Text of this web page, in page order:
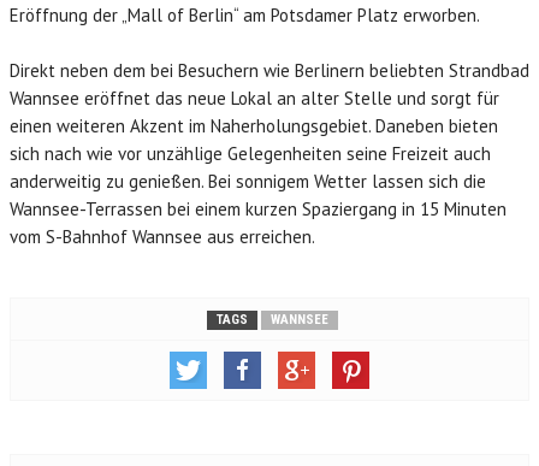
Eröffnung der „Mall of Berlin“ am Potsdamer Platz erworben.
Direkt neben dem bei Besuchern wie Berlinern beliebten Strandbad
Wannsee eröffnet das neue Lokal an alter Stelle und sorgt für
einen weiteren Akzent im Naherholungsgebiet. Daneben bieten
sich nach wie vor unzählige Gelegenheiten seine Freizeit auch
anderweitig zu genießen. Bei sonnigem Wetter lassen sich die
Wannsee-Terrassen bei einem kurzen Spaziergang in 15 Minuten
vom S-Bahnhof Wannsee aus erreichen.
TAGS WANNSEE